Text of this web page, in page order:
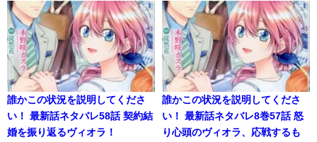
誰かこの状況を説明してくださ
い！ 最新話ネタバレ58話 契約結
婚を振り返るヴィオラ！
誰かこの状況を説明してくださ
い！ 最新話ネタバレ8巻57話 怒
り心頭のヴィオラ、応戦するも